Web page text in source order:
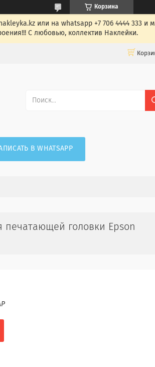
Корзина
или на whatsapp +7 706 4444 333 и
С любовью, коллектив Наклейки.
В WHATSAPP
печатающей головки Epson